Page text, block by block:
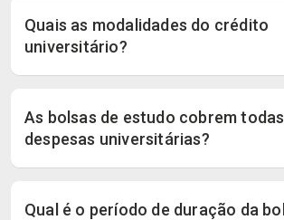
Quais as modalidades do crédito
universitário?
As bolsas de estudo cobrem
despesas universitárias?
Qual é o período de duração da